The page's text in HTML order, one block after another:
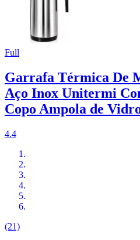
Full
Garrafa Térmica De
Aço Inox Unitermi
Copo Ampola de
4.4
(21)